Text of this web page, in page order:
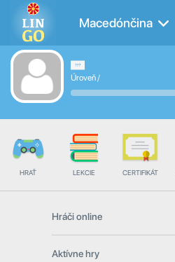
Macedónčina
Úroveň/
HRAŤ LEKCIE CERTIFIKÁT
Hráči online
Aktívne hry